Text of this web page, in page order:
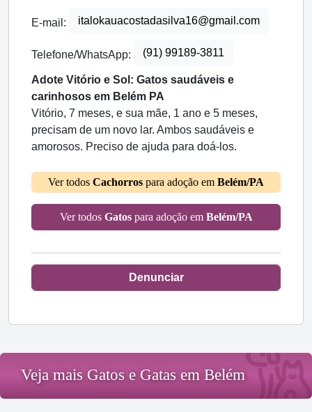
E-mail: italokauacostadasilva16@gmail.com
Telefone/WhatsApp: (91) 99189-3811
Adote Vitório e Sol: Gatos saudáveis e
carinhosos em Belém PA
Vitório, 7 meses, e sua mãe, 1 ano e 5 meses,
precisam de um novo lar. Ambos saudáveis e
amorosos. Preciso de ajuda para doá-los.
Ver todos Cachorros para adoção em Belém/PA
Ver todos Gatospara adoção em Belém/PA
Denunciar
Veja mais Gatos e Gatas em Belém